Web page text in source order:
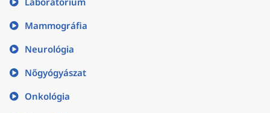
Mammográfia
Neurológia
Nőgyógyászat
Onkológia